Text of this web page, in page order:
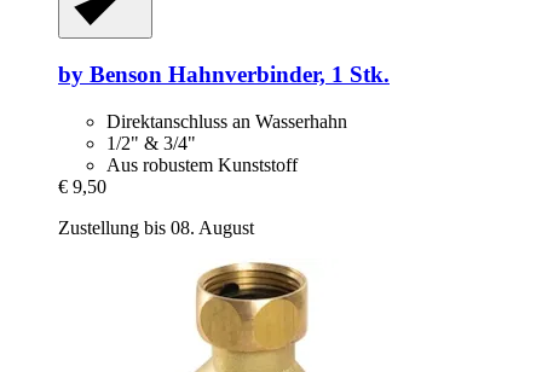
by Benson Hahnverbinder, 1 Stk.
Direktanschluss an Wasserhahn
1/2" & 3/4"
Aus robustem Kunststoff
€ 9,50
Zustellung bis 08. August